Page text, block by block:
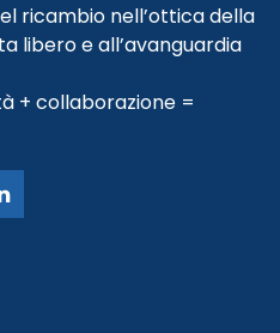
ricambio nell’ottica della
libero e all’avanguardia
+ collaborazione =